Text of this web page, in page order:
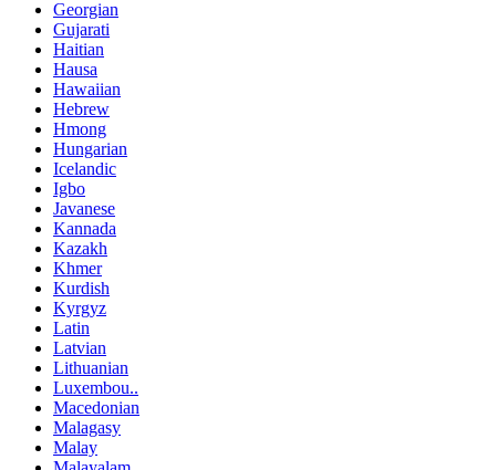
Georgian
Gujarati
Haitian
Hausa
Hawaiian
Hebrew
Hmong
Hungarian
Icelandic
Igbo
Javanese
Kannada
Kazakh
Khmer
Kurdish
Kyrgyz
Latin
Latvian
Lithuanian
Luxembou..
Macedonian
Malagasy
Malay